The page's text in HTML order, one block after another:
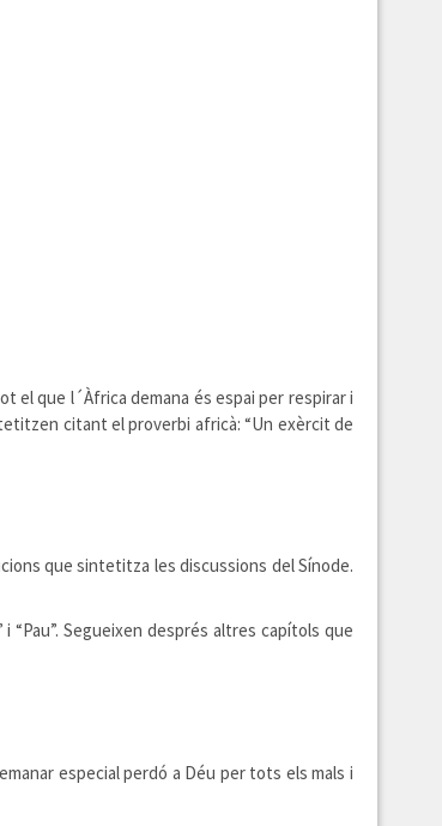
el que l´Àfrica demana és espai per respirar i
citant el proverbi africà: “Un exèrcit de
que sintetitza les discussions del Sínode.
“Pau”. Segueixen després altres capítols que
especial perdó a Déu per tots els mals i